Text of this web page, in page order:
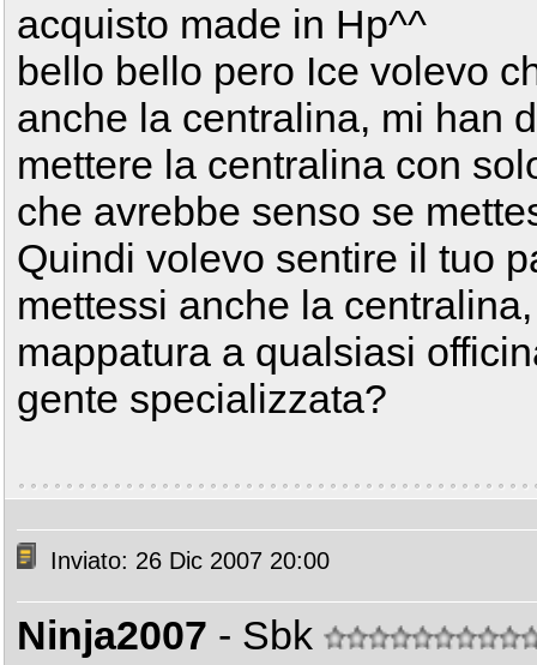
acquisto made in Hp^^
bello bello pero Ice volevo
anche la centralina, mi han
mettere la centralina con
che avrebbe senso se
Quindi volevo sentire il tuo
mettessi anche la
mappatura a qualsiasi
gente specializzata?
Inviato: 26 Dic 2007 20:00
Ninja2007 - Sbk